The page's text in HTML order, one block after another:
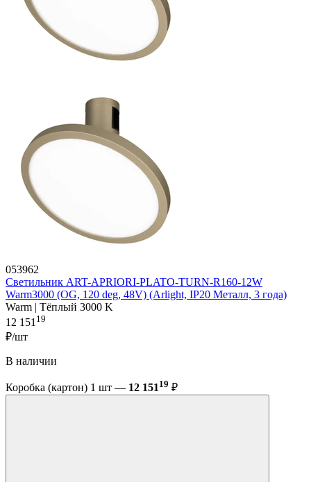
053962
Светильник ART-APRIORI-PLATO-TURN-R160-12W
Warm3000 (OG, 120 deg, 48V) (Arlight, IP20 Металл, 3 года)
Warm | Тёплый 3000 K
12 151 19
₽/шт
В наличии
Коробка (картон) 1 шт — 12 151 19 ₽